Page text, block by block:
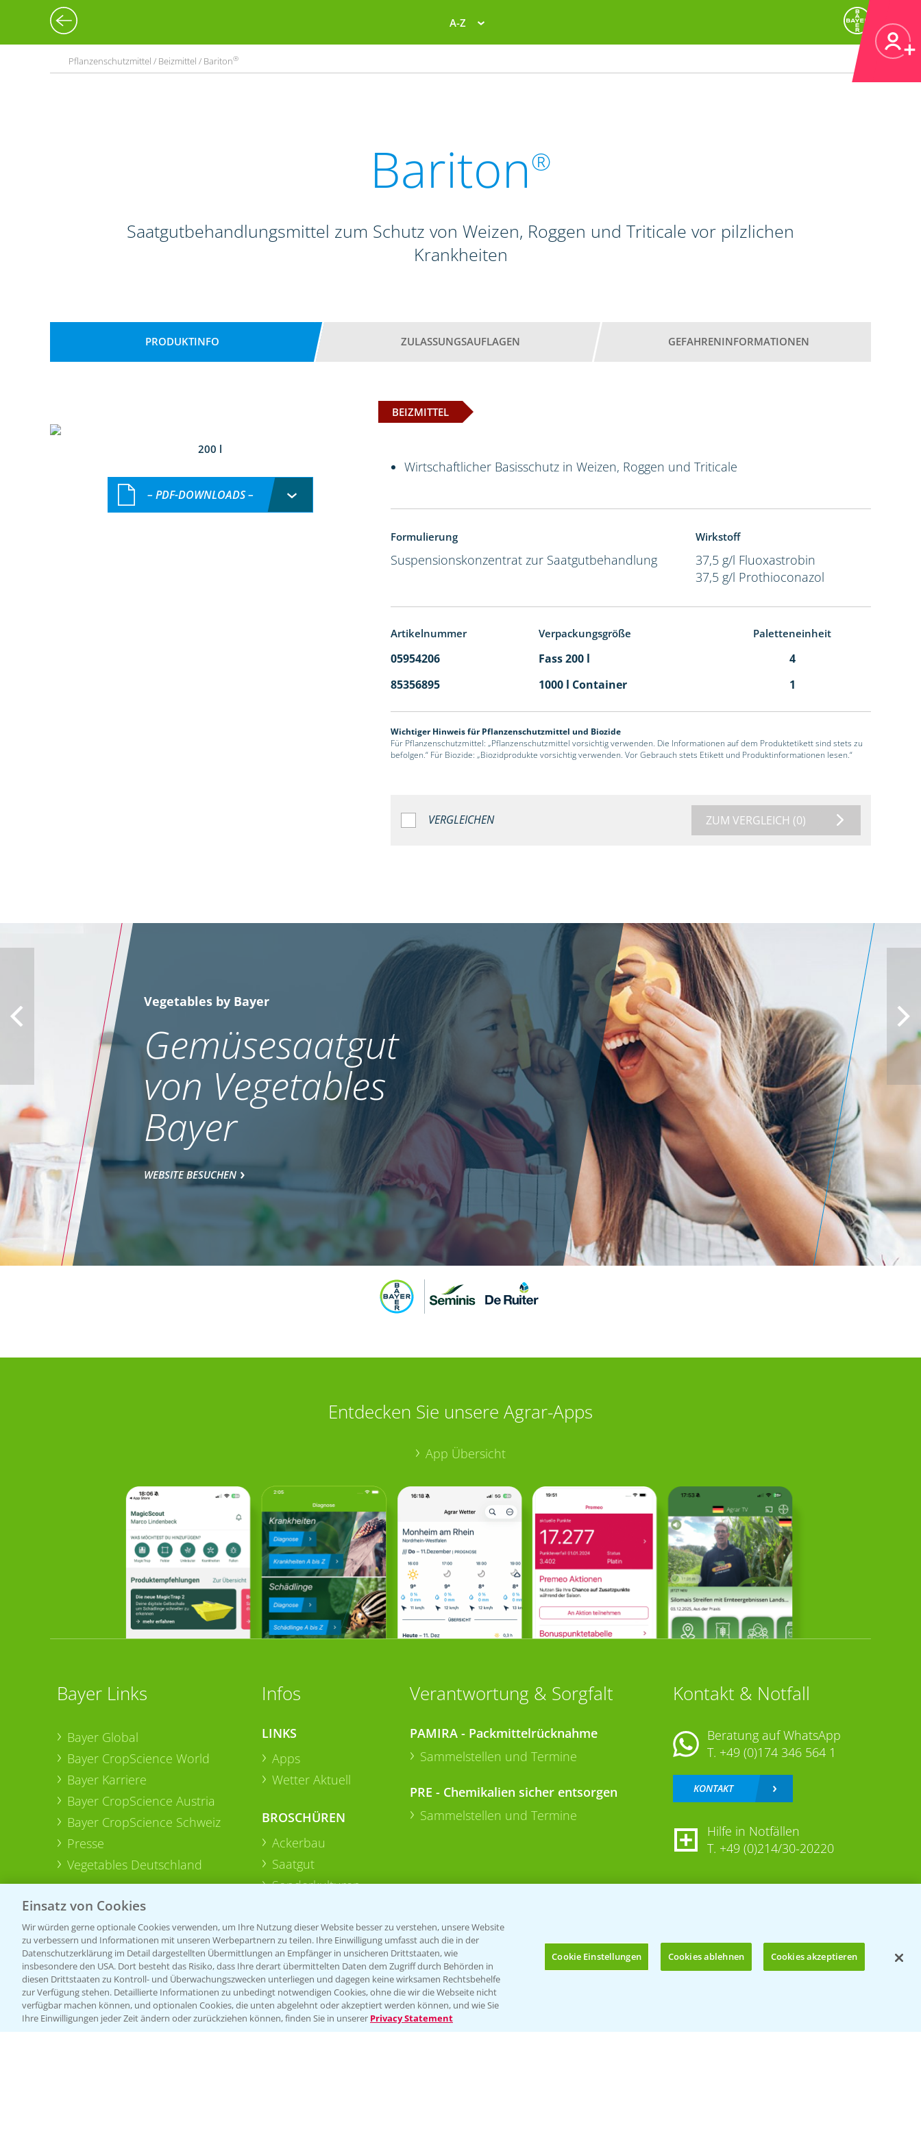
A-Z
Pflanzenschutzmittel / Beizmittel / Bariton®
Bariton®
Saatgutbehandlungsmittel zum Schutz von Weizen, Roggen und Triticale vor pilzlichen
Krankheiten
PRODUKTINFO ZULASSUNGSAUFLAGEN GEFAHRENINFORMATIONEN
BEIZMITTEL
200 l
– PDF-DOWNLOADS –
Wirtschaftlicher Basisschutz in Weizen, Roggen und Triticale
Formulierung
Suspensionskonzentrat zur Saatgutbehandlung
Wirkstoff
37,5 g/l Fluoxastrobin
37,5 g/l Prothioconazol
Artikelnummer Verpackungsgröße Paletteneinheit
05954206 Fass 200 l
4
85356895
1000 l Container 1
Wichtiger Hinweis für Pflanzenschutzmittel und Biozide
Für Pflanzenschutzmittel: „Pflanzenschutzmittel vorsichtig verwenden. Die Informationen auf dem Produktetikett sind stets zu
befolgen.“ Für Biozide: „Biozidprodukte vorsichtig verwenden. Vor Gebrauch stets Etikett und Produktinformationen lesen.“
VERGLEICHEN ZUM VERGLEICH (0)
Bis zu 4 Produkte vergleichen:
Vegetables by Bayer
Gemüsesaatgut
von Vegetables
Bayer
WEBSITE BESUCHEN
Entdecken Sie unsere Agrar-Apps
App Übersicht
Bayer Links
Bayer Global
Bayer CropScience World
Bayer Karriere
Bayer CropScience Austria
Bayer CropScience Schweiz
Presse
Vegetables Deutschland
Infos
LINKS
Apps
Wetter Aktuell
BROSCHÜREN
Ackerbau
Saatgut
Sonderkulturen
Verantwortung & Sorgfalt
PAMIRA - Packmittelrücknahme
Sammelstellen und Termine
PRE - Chemikalien sicher entsorgen
Sammelstellen und Termine
Kontakt & Notfall
Beratung auf WhatsApp
T. +49 (0)174 346 564 1
KONTAKT
Hilfe in Notfällen
T. +49 (0)214/30-20220
Folgen Sie uns
Einsatz von Cookies
Wir würden gerne optionale Cookies verwenden, um Ihre Nutzung dieser Website besser zu verstehen, unsere Website
zu verbessern und Informationen mit unseren Werbepartnern zu teilen. Ihre Einwilligung umfasst auch die in der
Datenschutzerklärung im Detail dargestellten Übermittlungen an Empfänger in unsicheren Drittstaaten, wie
insbesondere den USA. Dort besteht das Risiko, dass Ihre derart übermittelten Daten dem Zugriff durch Behörden in
diesen Drittstaaten zu Kontroll- und Überwachungszwecken unterliegen und dagegen keine wirksamen Rechtsbehelfe
zur Verfügung stehen. Detaillierte Informationen zu unbedingt notwendigen Cookies, ohne die wir die Webseite nicht
verfügbar machen können, und optionalen Cookies, die unten abgelehnt oder akzeptiert werden können, und wie Sie
Ihre Einwilligungen jeder Zeit ändern oder zurückziehen können, finden Sie in unserer Privacy Statement
Cookie Einstellungen Cookies ablehnen Cookies akzeptieren